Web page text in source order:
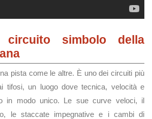
circuito simbolo della
pista come le altre. È uno dei circuiti più
tifosi, un luogo dove tecnica, velocità e
in modo unico. Le sue curve veloci, il
le staccate impegnative e i cambi di